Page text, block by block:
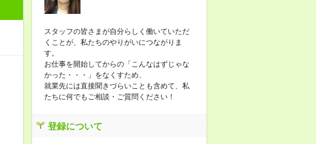
スタッフの皆さまが自分らしく働いていただ
くことが、私たちのやりがいにつながりま
す。
お仕事を開始してからの「こんなはずじゃな
かった・・・」をなくすため、
就業先には直接聞きづらいことも含めて、私
たちに何でもご相談・ご質問ください！
登録について